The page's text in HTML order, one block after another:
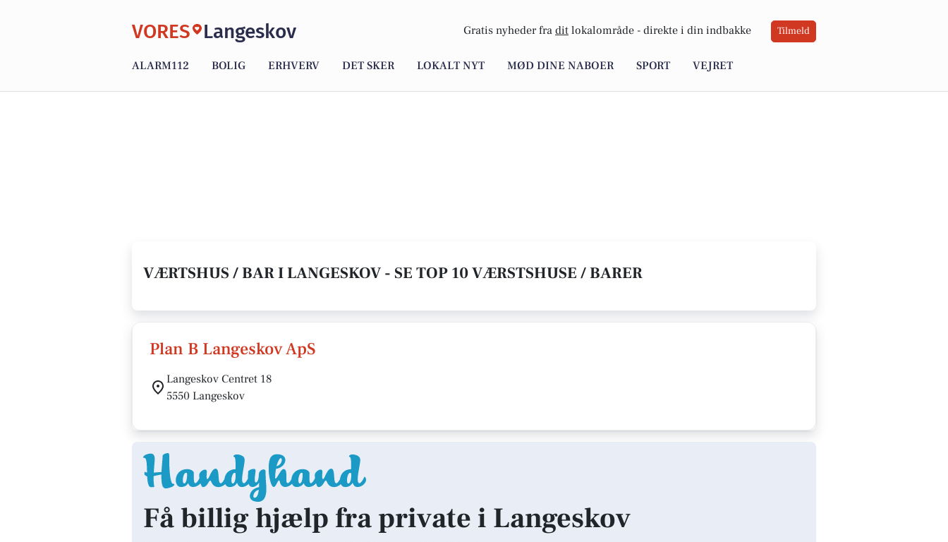
VORES Langeskov Gratis nyheder fra dit lokalområde - direkte i din indbakke Tilmeld
ALARM112 BOLIG ERHVERV DET SKER LOKALT NYT MØD DINE NABOER SPORT VEJRET
VÆRTSHUS / BAR I LANGESKOV - SE TOP 10 VÆRSTSHUSE / BARER
Plan B Langeskov ApS
Langeskov Centret 18
5550 Langeskov
Få billig hjælp fra private i Langeskov